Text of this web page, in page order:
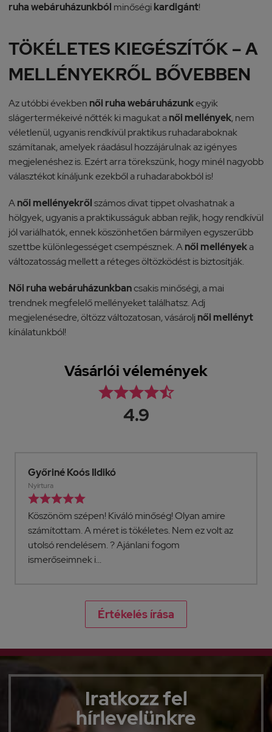
ruha webáruházunkból minőségi kardigánt!
TÖKÉLETES KIEGÉSZÍTŐK – A
MELLÉNYEKRŐL BŐVEBBEN
Az utóbbi években női ruha webáruházunkegyik
slágertermékeivé nőtték ki magukat anői mellények, nem
véletlenül, ugyanis rendkívül praktikus ruhadaraboknak
számítanak, amelyek ráadásul hozzájárulnak az igényes
megjelenéshez is. Ezért arra törekszünk, hogy minél nagyobb
választékot kínáljunk ezekből a ruhadarabokból is!
Anői mellényekrőlszámos divat tippet olvashatnak a
hölgyek, ugyanis a praktikusságuk abban rejlik, hogy rendkívül
jól variálhatók, ennek köszönhetően bármilyen egyszerűbb
szettbe különlegességet csempésznek. Anői mellényeka
változatosság mellett a réteges öltözködést is biztosítják.
Női ruha webáruházunkbancsakis minőségi, a mai
trendnek megfelelő mellényeket találhatsz. Adj
megjelenésedre, öltözz változatosan, vásárolj női mellényt
kínálatunkból!
Vásárlói vélemények

4.9
Anita
Barcs

Ma megkaptam a termékeket, gyors , korrekt
szállítás.3 db ruha, kiváló fazon, anyag.
Értékelés írása
Iratkozz fel
hírlevelünkre